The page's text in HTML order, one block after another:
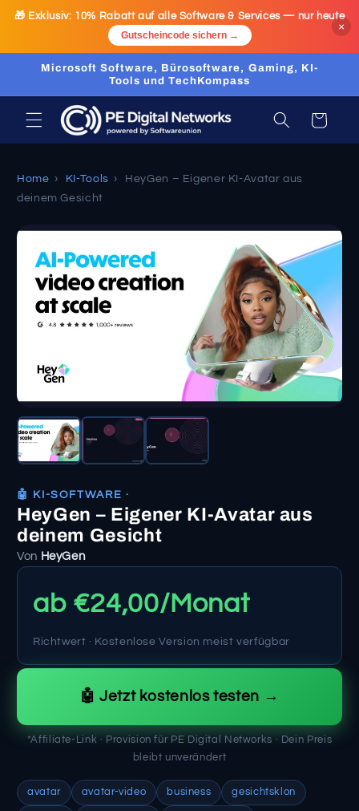
🎁 Exklusiv: 10% Rabattauf alle Software & Services — nur heute
Gutscheincode sichern →
×
directamente
Microsoft Software, Bürosoftware, Gaming, KI-
Tools und TechKompass
Carrito
Home › KI-Tools ›
HeyGen – Eigener KI-Avatar aus
deinem Gesicht
🤖 KI-SOFTWARE ·
HeyGen – Eigener KI-Avatar aus
deinem Gesicht
Von HeyGen
ab €24,00/Monat
Richtwert · Kostenlose Version meist verfügbar
🤖 Jetzt kostenlos testen →
*Affiliate-Link · Provision für PE Digital Networks · Dein Preis
bleibt unverändert
avatar avatar-video business gesichtsklon